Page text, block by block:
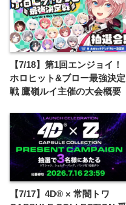
【7/18】第1回エンジョイ！
ホロヒット&ブロー最強決定
戦 鷹嶺ルイ主催の大会概要
【7/17】4D® × 常闇トワ